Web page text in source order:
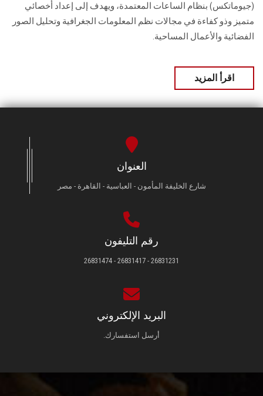
(جيوماتكس) بنظام الساعات المعتمدة، ويهدف إلى إعداد أخصائي
متميز وذو كفاءة في مجالات نظم المعلومات الجغرافية وتحليل الصور
الفضائية والأعمال المساحية.
اقرأ المزيد
العنوان
شارع الخليفة المأمون - العباسية - القاهرة - مصر
رقم التليفون
26831231 - 26831417 - 26831474
البريد الإلكتروني
أرسل استفسارك.